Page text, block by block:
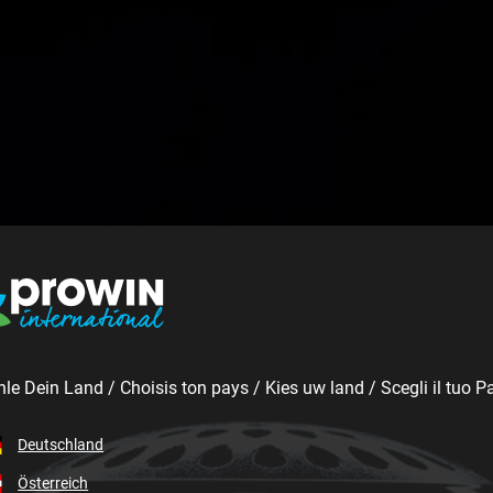
Dein Land / Choisis ton pays / Kies uw land / Scegli il tuo
Deutschland
Österreich